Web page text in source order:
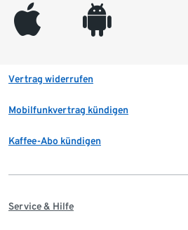
appleinc android
Vertrag widerrufen
Mobilfunkvertrag kündigen
Kaffee-Abo kündigen
Service & Hilfe